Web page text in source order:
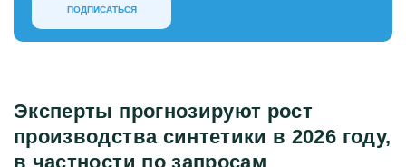
ПОДПИСАТЬСЯ
Эксперты прогнозируют рост
производства синтетики в 2026 году,
в частности по запросам